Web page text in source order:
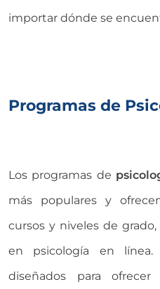
importar dónde se
Programas de
Los programas de
más populares y
cursos y niveles de
en psicología en línea.
diseñados para